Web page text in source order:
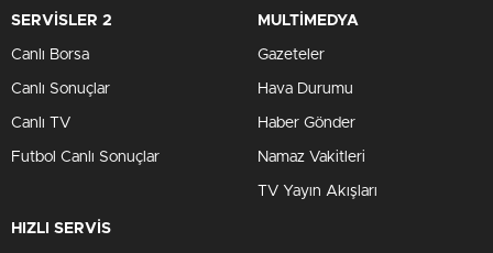
SERVİSLER 2
Canlı Borsa
Canlı Sonuçlar
Canlı TV
Futbol Canlı Sonuçlar
MULTİMEDYA
Gazeteler
Hava Durumu
Haber Gönder
Namaz Vakitleri
TV Yayın Akışları
HIZLI SERVİS